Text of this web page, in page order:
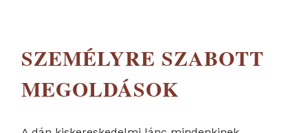
SZEMÉLYRE SZABOTT
MEGOLDÁSOK